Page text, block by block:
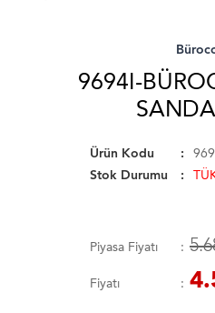
9694I-
Ürün Kodu
Stok Durumu
Piyasa Fiyatı
Fiyatı